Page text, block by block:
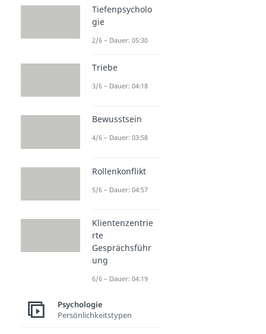
Tiefenpsycholo
gie
2/6 – Dauer: 05:30
Triebe
3/6 – Dauer: 04:18
Bewusstsein
4/6 – Dauer: 03:58
Rollenkonflikt
5/6 – Dauer: 04:57
Klientenzentrie
rte
Gesprächsführ
ung
6/6 – Dauer: 04:19
Psychologie
Persönlichkeitstypen